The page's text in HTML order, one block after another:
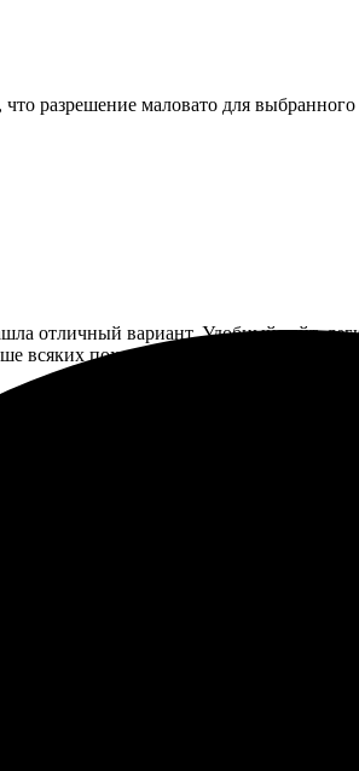
разрешение маловато для
отличный вариант. Удобный сайт,
похвал. Бумага приятная,
Удобный сайт, легко
Поработал с менеджером, все
понравился сервис и